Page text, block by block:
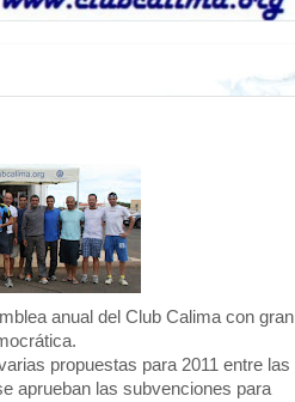
anual del Club Calima con gran
propuestas para 2011 entre las
aprueban las subvenciones para